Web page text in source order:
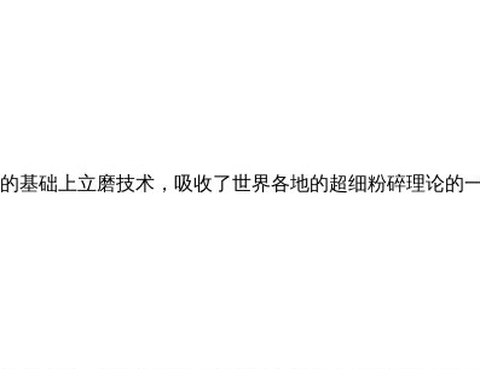
基础上立磨技术，吸收了世界各地的超细粉碎理论的